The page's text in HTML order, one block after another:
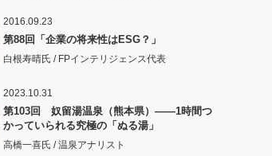
2016.09.23
第88回「企業の将来性はESG？」
白根寿晴氏 / FPインテリジェンス代表
2023.10.31
第103回 奴留湯温泉（熊本県）――1時間つ
かっていられる究極の「ぬる湯」
高橋一喜氏 / 温泉アナリスト